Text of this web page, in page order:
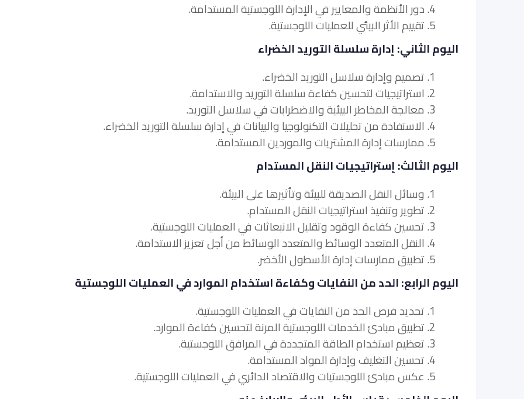
4. دور الأنظمة والمعايير في الإدارة اللوجستية المستدامة.
5. تقييم الأثر البيئي للعمليات اللوجستية.
اليوم الثاني: إدارة سلسلة التوريد الخضراء
1. تصميم وإدارة سلاسل التوريد الخضراء.
2. استراتيجيات لتحسين كفاءة سلسلة التوريد والاستدامة.
3. معالجة المخاطر البيئية والاضطرابات في سلاسل التوريد.
4. الاستفادة من تحليلات التكنولوجيا والبيانات في إدارة سلسلة التوريد الخضراء.
5. ممارسات إدارة المشتريات والموردين المستدامة.
اليوم الثالث: إستراتيجيات النقل المستدام
1. وسائل النقل الصديقة للبيئة وتأثيرها على البيئة.
2. تطوير وتنفيذ استراتيجيات النقل المستدام.
3. تحسين كفاءة الوقود وتقليل الانبعاثات في العمليات اللوجستية.
4. النقل المتعدد الوسائط والمتعدد الوسائط من أجل تعزيز الاستدامة.
5. تطبيق ممارسات إدارة الأسطول الأخضر.
اليوم الرابع: الحد من النفايات وكفاءة استخدام الموارد في العمليات اللوجستية
1. تحديد فرص الحد من النفايات في العمليات اللوجستية.
2. تطبيق مبادئ الخدمات اللوجستية المرنة لتحسين كفاءة الموارد.
3. تعظيم استخدام الطاقة المتجددة في المرافق اللوجستية.
4. تحسين التغليف وإدارة المواد المستدامة.
5. عكس مبادئ اللوجستيات والاقتصاد الدائري في العمليات اللوجستية.